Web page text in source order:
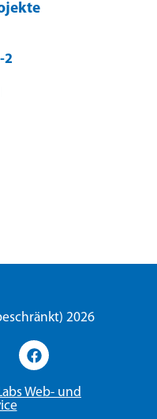
2
2026
Web- und